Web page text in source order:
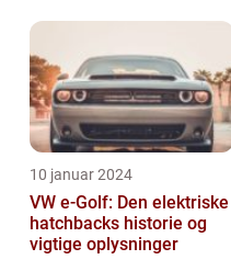
10 januar 2024
VW e-Golf: Den elektriske
hatchbacks historie og
vigtige oplysninger